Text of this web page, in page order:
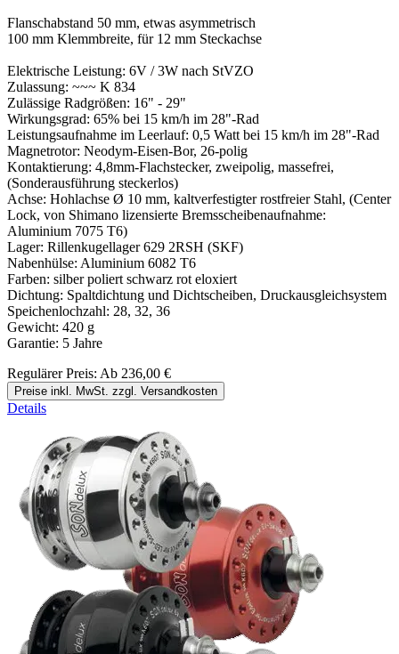
Flanschabstand 50 mm, etwas asymmetrisch
100 mm Klemmbreite, für 12 mm Steckachse
Elektrische Leistung: 6V / 3W nach StVZO
Zulassung: ~~~ K 834
Zulässige Radgrößen: 16" - 29"
Wirkungsgrad: 65% bei 15 km/h im 28"-Rad
Leistungsaufnahme im Leerlauf: 0,5 Watt bei 15 km/h im 28"-Rad
Magnetrotor: Neodym-Eisen-Bor, 26-polig
Kontaktierung: 4,8mm-Flachstecker, zweipolig, massefrei,
(Sonderausführung steckerlos)
Achse: Hohlachse Ø 10 mm, kaltverfestigter rostfreier Stahl, (Center
Lock, von Shimano lizensierte Bremsscheibenaufnahme:
Aluminium 7075 T6)
Lager: Rillenkugellager 629 2RSH (SKF)
Nabenhülse: Aluminium 6082 T6
Farben: silber poliert schwarz rot eloxiert
Dichtung: Spaltdichtung und Dichtscheiben, Druckausgleichsystem
Speichenlochzahl: 28, 32, 36
Gewicht: 420 g
Garantie: 5 Jahre
Regulärer Preis: Ab 236,00 €
Preise inkl. MwSt. zzgl. Versandkosten
Details